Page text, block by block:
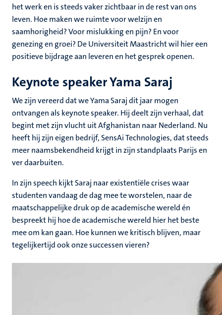
het werk en is steeds vaker zichtbaar in de rest van ons
leven. Hoe maken we ruimte voor welzijn en
saamhorigheid? Voor mislukking en pijn? En voor
genezing en groei? De Universiteit Maastricht wil hier een
positieve bijdrage aan leveren en het gesprek openen.
Keynote speaker Yama Saraj
We zijn vereerd dat we Yama Saraj dit jaar mogen
ontvangen als keynote speaker. Hij deelt zijn verhaal, dat
begint met zijn vlucht uit Afghanistan naar Nederland. Nu
heeft hij zijn eigen bedrijf, SensAi Technologies, dat steeds
meer naamsbekendheid krijgt in zijn standplaats Parijs en
ver daarbuiten.
In zijn speech kijkt Saraj naar existentiële crises waar
studenten vandaag de dag mee te worstelen, naar de
maatschappelijke druk op de academische wereld én
bespreekt hij hoe de academische wereld hier het beste
mee om kan gaan. Hoe kunnen we kritisch blijven, maar
tegelijkertijd ook onze successen vieren?